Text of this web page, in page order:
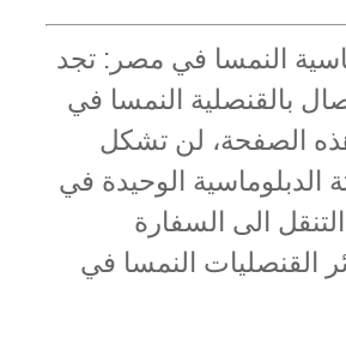
النمسا في مصر: تجد
بالقنصلية النمسا في
الصفحة، لن تشكل
الدبلوماسية الوحيدة في
الى السفارة
القنصليات النمسا في